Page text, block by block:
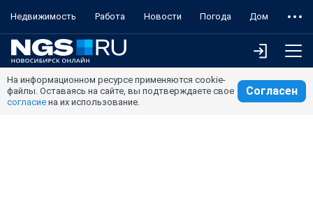
Недвижимость Работа Новости Погода Дом
На информационном ресурсе применяются cookie-
файлы. Оставаясь на сайте, вы подтверждаете свое
согласие на их использование.
Согласен